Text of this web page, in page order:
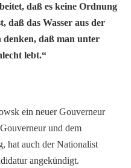
daß es keine Ordnung
daß das Wasser aus der
daß man unter
lebt.“
ein neuer Gouverneur
und dem
hat auch der Nationalist
angekündigt.